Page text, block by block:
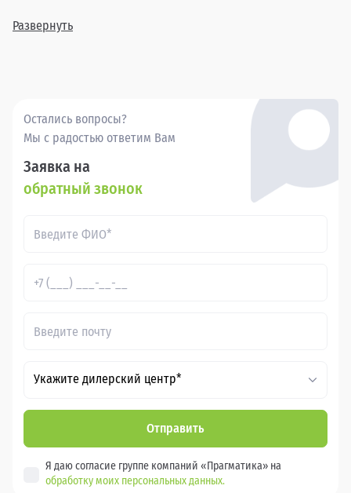
года выпуска, позволяя найти идеальный вариант для
каждого клиента.
Развернуть
Остались вопросы?
Мы с радостью ответим Вам
Заявка на
обратный звонок
Укажите дилерский центр*
Отправить
Я даю согласие группе компаний «Прагматика» на
обработку моих персональных данных.